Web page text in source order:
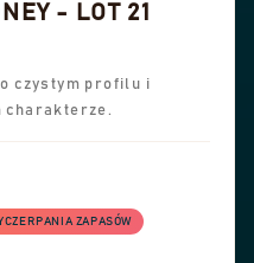
- LOT 21
czystym profilu i
charakterze.
ZAPASÓW